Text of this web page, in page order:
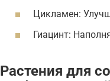
Цикламен:
Гиацинт:
Растения для